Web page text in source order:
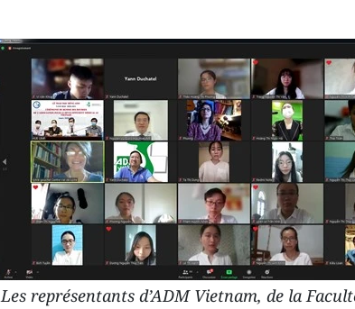
Les représentants d’ADM Vietnam, de la